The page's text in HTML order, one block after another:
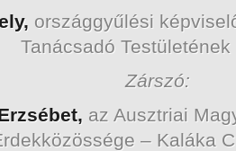
országgyűlési
Tanácsadó
Zárszó:
az Ausztriai
– Kaláka